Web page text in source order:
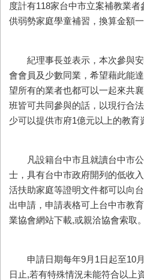
度計有118家台中市立案補教業
供弱勢家庭學童補習，換算金額一
紀理事長並表示，本次參與安
會會員及少數同業，希望藉此能
望所有的業者也都可以一起來共
班皆可共同參與的話，以現行合
少可以提供市府1億元以上的教育
凡設籍台中市且就讀台中市公
士，具有台中市政府開列的低收
活扶助家庭等證明文件都可以向
出申請，申請表格可上台中市教
業協會網站下載,或親洽協會索取。
申請日期每年9月1日起至10月
日止,若有特殊情況未能符合以上